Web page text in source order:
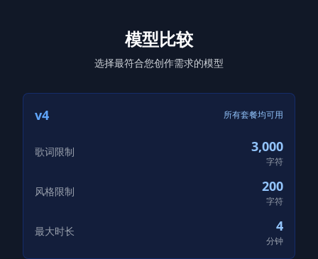
模型比较
选择最符合您创作需求的模型
v4 所有套餐均可用
歌词限制 3,000
字符
风格限制 200
字符
最大时长 4
分钟